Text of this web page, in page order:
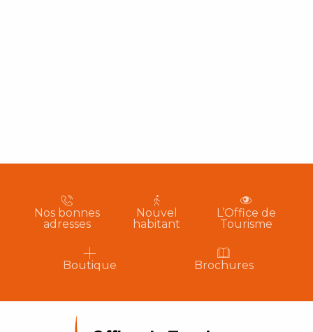
Nos bonnes
adresses
Nouvel
habitant
L’Office de
Tourisme
Boutique Brochures